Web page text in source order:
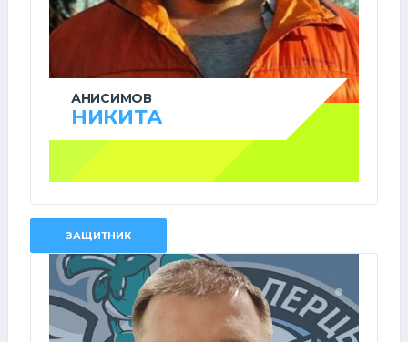
АНИСИМОВ
НИКИТА
ЗАЩИТНИК